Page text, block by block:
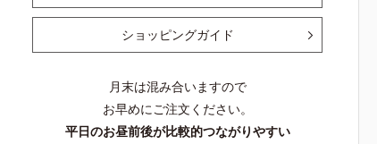
ショッピングガイド
月末は混み合いますので
お早めにご注文ください。
平日のお昼前後が比較的つながりやすい